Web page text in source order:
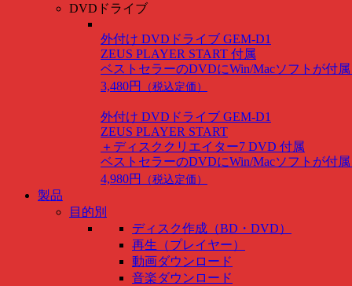
DVDドライブ
外付け DVDドライブ GEM-D1
ZEUS PLAYER START 付属
ベストセラーのDVDにWin/Macソフトが付
3,480円
（税込定価）
外付け DVDドライブ GEM-D1
ZEUS PLAYER START
＋ディスククリエイター7 DVD 付属
ベストセラーのDVDにWin/Macソフトが付
4,980円
（税込定価）
製品
目的別
ディスク作成（BD・DVD）
再生（プレイヤー）
動画ダウンロード
音楽ダウンロード